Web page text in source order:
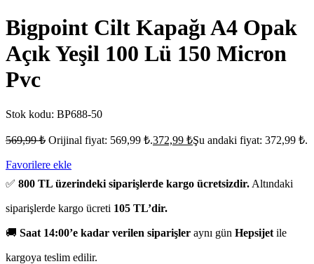
Bigpoint Cilt Kapağı A4 Opak
Açık Yeşil 100 Lü 150 Micron
Pvc
Stok kodu: BP688-50
569,99₺ Orijinal fiyat: 569,99 ₺.372,99 ₺Şu andaki fiyat: 372,99 ₺.
Favorilere ekle
✅ 800 TL üzerindeki siparişlerde kargo ücretsizdir. Altındaki
siparişlerde kargo ücreti 105 TL’dir.
🚚 Saat 14:00’e kadar verilen siparişler aynı gün Hepsijet ile
kargoya teslim edilir.